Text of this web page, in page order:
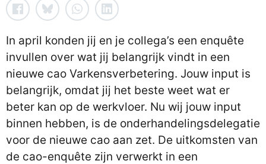
In april konden jij en je collega’s een enquête
invullen over wat jij belangrijk vindt in een
nieuwe cao Varkensverbetering. Jouw input is
belangrijk, omdat jij het beste weet wat er
beter kan op de werkvloer. Nu wij jouw input
binnen hebben, is de onderhandelingsdelegatie
voor de nieuwe cao aan zet. De uitkomsten van
de cao-enquête zijn verwerkt in een